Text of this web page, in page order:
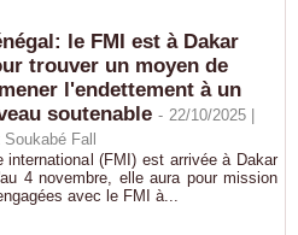
le FMI est à Dakar
trouver un moyen de
l'endettement à un
soutenable - 22/10/2025 |
Soukabé Fall
international (FMI) est arrivée à Dakar
4 novembre, elle aura pour mission
avec le FMI à...